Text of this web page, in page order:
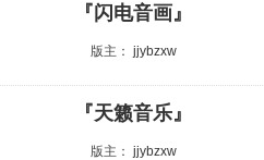
『闪电音画』
版主： jjybzxw
『天籁音乐』
版主： jjybzxw